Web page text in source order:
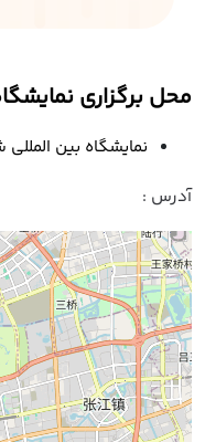
محل برگزاری
نمایشگاه بین
آدرس :